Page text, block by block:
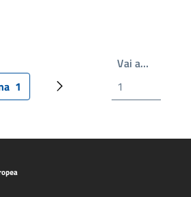
attuale
1 Prossima pagina
Vai a…